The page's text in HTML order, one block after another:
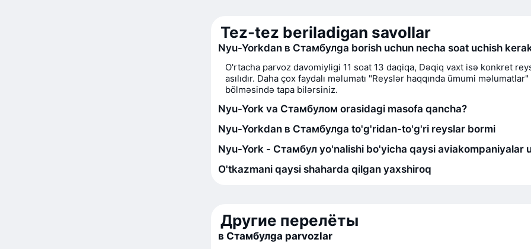
Tez-tez beriladigan savollar
Nyu-Yorkdan в Стамбулga borish uchun necha soat uchish
O'rtacha parvoz davomiyligi 11 soat 13 daqiqa, Dəqiq vaxt isə konkret
asılıdır. Daha çox faydalı məlumatı "Reyslər haqqında ümumi məlumatlar"
bölməsində tapa bilərsiniz.
Nyu-York va Стамбулом orasidagi masofa qancha?
Nyu-Yorkdan в Стамбулga to'g'ridan-to'g'ri reyslar bormi
Nyu-York - Стамбул yo'nalishi bo'yicha qaysi aviakompaniyalar
O'tkazmani qaysi shaharda qilgan yaxshiroq
Другие перелёты
в Стамбулga parvozlar